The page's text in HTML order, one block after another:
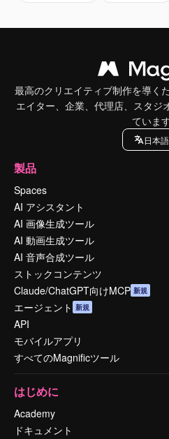
最高のクリエイティブ制作を導く
エイター、企業、代理店、スタジ
ています
日本語
製品
Spaces
AI アシスタント
AI 画像生成ツール
AI 動画生成ツール
AI 音声合成ツール
ストックコンテンツ
Claude/ChatGPT向けMCP 新規
エージェント 新規
API
モバイルアプリ
すべてのMagnificツール
はじめに
Academy
ドキュメント